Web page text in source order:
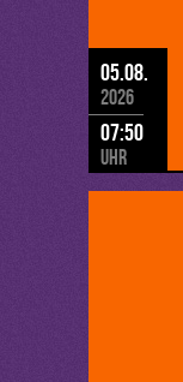
05.08.
2026
07:50
Uhr